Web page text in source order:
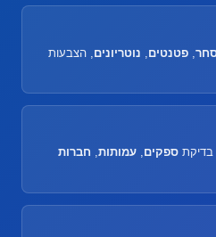
,פטנטים נוטריונים , הצבעות
בדיקתספקים,עמותות, חברות